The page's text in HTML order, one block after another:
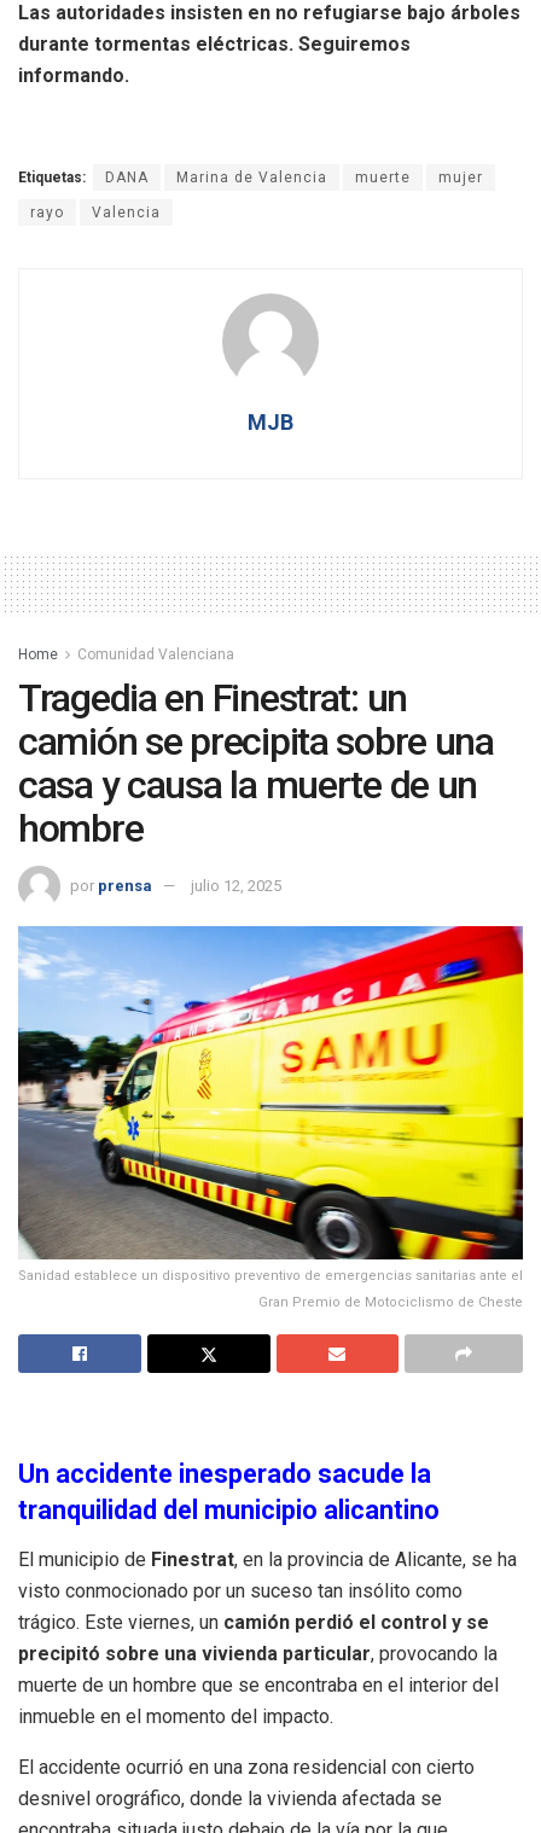
Las autoridades insisten en no refugiarse bajo árboles
durante tormentas eléctricas. Seguiremos
informando.
Etiquetas: DANA Marina de Valencia muerte mujer
rayo Valencia
MJB
Home Comunidad Valenciana
Tragedia en Finestrat: un
camión se precipita sobre una
casa y causa la muerte de un
hombre
por prensa julio 12, 2025
Sanidad establece un dispositivo preventivo de emergencias sanitarias ante el
Gran Premio de Motociclismo de Cheste
Un accidente inesperado sacude la
tranquilidad del municipio alicantino
El municipio de Finestrat, en la provincia de Alicante, se ha
visto conmocionado por un suceso tan insólito como
trágico. Este viernes, un camión perdió el control y se
precipitó sobre una vivienda particular, provocando la
muerte de un hombre que se encontraba en el interior del
inmueble en el momento del impacto.
El accidente ocurrió en una zona residencial con cierto
desnivel orográfico, donde la vivienda afectada se